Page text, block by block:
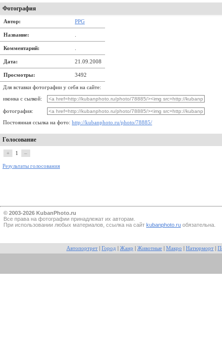
Фотография
Автор: PPG
Название:
Комментарий:
Дата: 21.09.2008
Просмотры: 3492
Для вставки фотографии у себя на сайте:
иконка с сылкой:
фотография:
Постоянная ссылка на фото: http://kubanphoto.ru/photo/78885/
Голосование
+ 1 –
Результаты голосования
© 2003-2026 KubanPhoto.ru
Все прaва на фотографии принадлежат их авторам.
При использовании любых материалов, ссылка на сайт kubanphoto.ru обязательна.
Автопортрет Город Жанр Животные Макро Натюрморт